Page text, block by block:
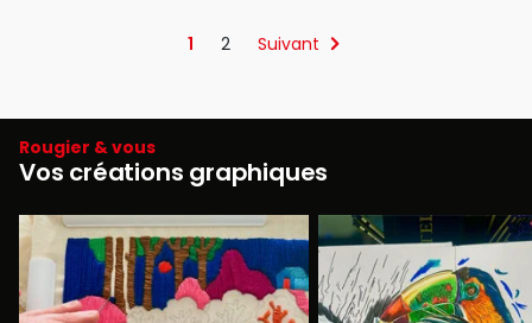
1 2 Suivant
Rougier & vous
Vos créations graphiques